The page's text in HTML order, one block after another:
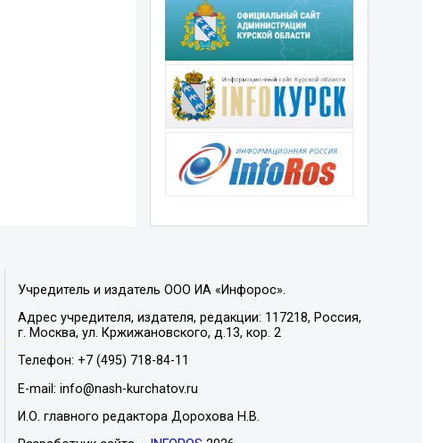
Учредитель и издатель ООО ИА «Инфорос».
Адрес учредителя, издателя, редакции: 117218, Россия,
г. Москва, ул. Кржижановского, д.13, кор. 2
Телефон: +7 (495) 718-84-11
E-mail: info@nash-kurchatov.ru
И.О. главного редактора Дорохова Н.В.